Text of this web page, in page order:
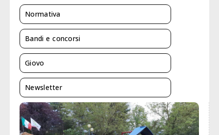
Normativa
Bandi e concorsi
Giovo
Newsletter